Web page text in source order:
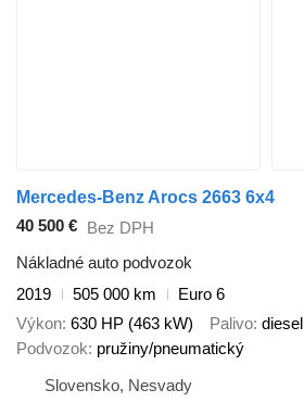
Mercedes-Benz Arocs 2663 6x4
40 500 € Bez DPH
Nákladné auto podvozok
2019
505 000 km
Euro 6
Výkon 630 HP (463 kW) Palivo diesel
Podvozok pružiny/pneumatický
Slovensko, Nesvady